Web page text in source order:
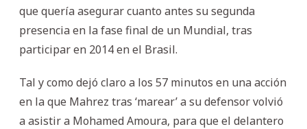
que quería asegurar cuanto antes su segunda
presencia en la fase final de un Mundial, tras
participar en 2014 en el Brasil.
Tal y como dejó claro a los 57 minutos en una acción
en la que Mahrez tras ‘marear’ a su defensor volvió
a asistir a Mohamed Amoura, para que el delantero